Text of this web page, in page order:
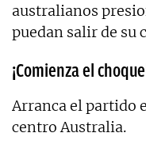
australianos
puedan salir de su
¡Comienza el
Arranca el partido
centro Australia.